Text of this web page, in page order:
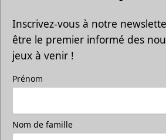
Prenez une photo sur la
Inscrivez-vous à notre
être le premier informé des
jeux à venir !
Prénom
Nom de famille